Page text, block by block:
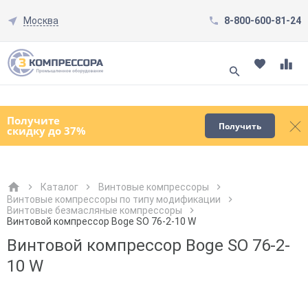
Москва 8-800-600-81-24
Получите
скидку до 37% Получить
Смотреть все товары
Каталог
Винтовые компрессоры
Винтовые компрессоры по типу модификации
Винтовые безмасляные компрессоры
Винтовой компрессор Boge SO 76-2-10 W
Винтовой компрессор Boge SO 76-2-
10 W
Как к Вам обращаться?
Как к Вам обращаться?
Город доставки
Как к Вам обращаться?